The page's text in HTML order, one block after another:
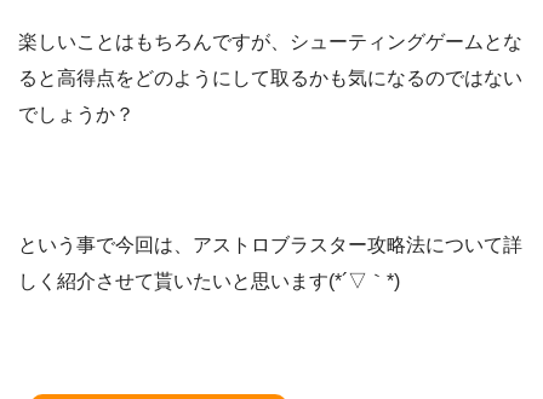
楽しいことはもちろんですが、シューティングゲームとな
ると高得点をどのようにして取るかも気になるのではない
でしょうか？
という事で今回は、アストロブラスター攻略法について詳
しく紹介させて貰いたいと思います(*´▽｀*)